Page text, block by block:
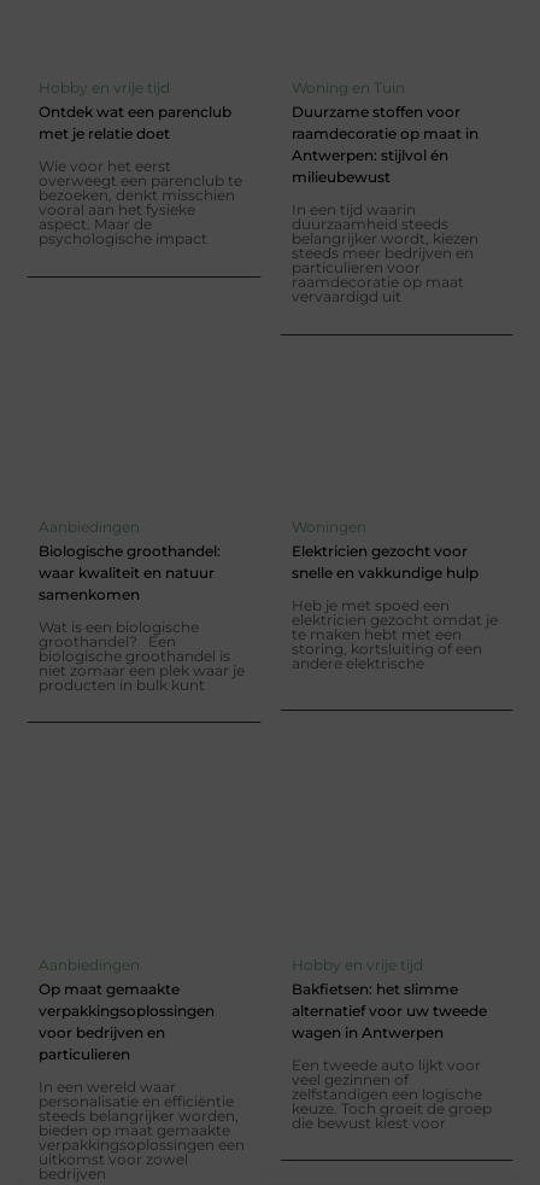
Hobby en vrije tijd
Ontdek wat een parenclub
met je relatie doet
Wie voor het eerst
overweegt een parenclub te
bezoeken, denkt misschien
vooral aan het fysieke
aspect. Maar de
psychologische impact
Woning en Tuin
Duurzame stoffen voor
raamdecoratie op maat in
Antwerpen: stijlvol én
milieubewust
In een tijd waarin
duurzaamheid steeds
belangrijker wordt, kiezen
steeds meer bedrijven en
particulieren voor
raamdecoratie op maat
vervaardigd uit
Aanbiedingen
Biologische groothandel:
waar kwaliteit en natuur
samenkomen
Wat is een biologische
groothandel? Een
biologische groothandel is
niet zomaar een plek waar je
producten in bulk kunt
Woningen
Elektricien gezocht voor
snelle en vakkundige hulp
Heb je met spoed een
elektricien gezocht omdat je
te maken hebt met een
storing, kortsluiting of een
andere elektrische
Aanbiedingen
Op maat gemaakte
verpakkingsoplossingen
voor bedrijven en
particulieren
In een wereld waar
personalisatie en efficiëntie
steeds belangrijker worden,
bieden op maat gemaakte
verpakkingsoplossingen een
uitkomst voor zowel
bedrijven
Hobby en vrije tijd
Bakfietsen: het slimme
alternatief voor uw tweede
wagen in Antwerpen
Een tweede auto lijkt voor
veel gezinnen of
zelfstandigen een logische
keuze. Toch groeit de groep
die bewust kiest voor